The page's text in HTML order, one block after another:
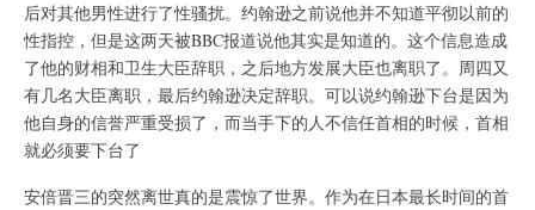
后对其他男性进行了性骚扰。约翰逊之前说他并不知道平彻以前的
性指控，但是这两天被BBC报道说他其实是知道的。这个信息造成
了他的财相和卫生大臣辞职，之后地方发展大臣也离职了。周四又
有几名大臣离职，最后约翰逊决定辞职。可以说约翰逊下台是因为
他自身的信誉严重受损了，而当手下的人不信任首相的时候，首相
就必须要下台了
安倍晋三的突然离世真的是震惊了世界。作为在日本最长时间的首